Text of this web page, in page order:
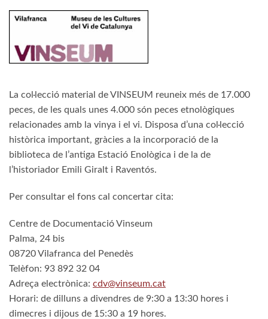
La col·lecció material de VINSEUM reuneix més de 17.000
peces, de les quals unes 4.000 són peces etnològiques
relacionades amb la vinya i el vi. Disposa d’una col·lecció
històrica important, gràcies a la incorporació de la
biblioteca de l’antiga Estació Enològica i de la de
l’historiador Emili Giralt i Raventós.
Per consultar el fons cal concertar cita:
Centre de Documentació Vinseum
Palma, 24 bis
08720 Vilafranca del Penedès
Telèfon: 93 892 32 04
Adreça electrònica: cdv@vinseum.cat
Horari: de dilluns a divendres de 9:30 a 13:30 hores i
dimecres i dijous de 15:30 a 19 hores.